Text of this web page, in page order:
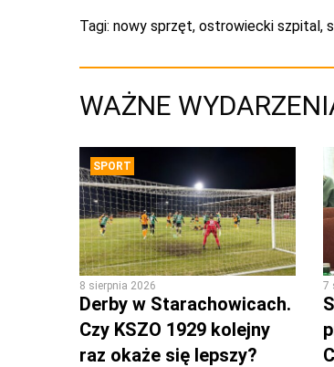
Tagi: nowy sprzęt, ostrowiecki szpital,
WAŻNE
SPORT
8 sierpnia 2026
Derby w Starachowicach.
Czy KSZO 1929 kolejny
raz okaże się lepszy?
7